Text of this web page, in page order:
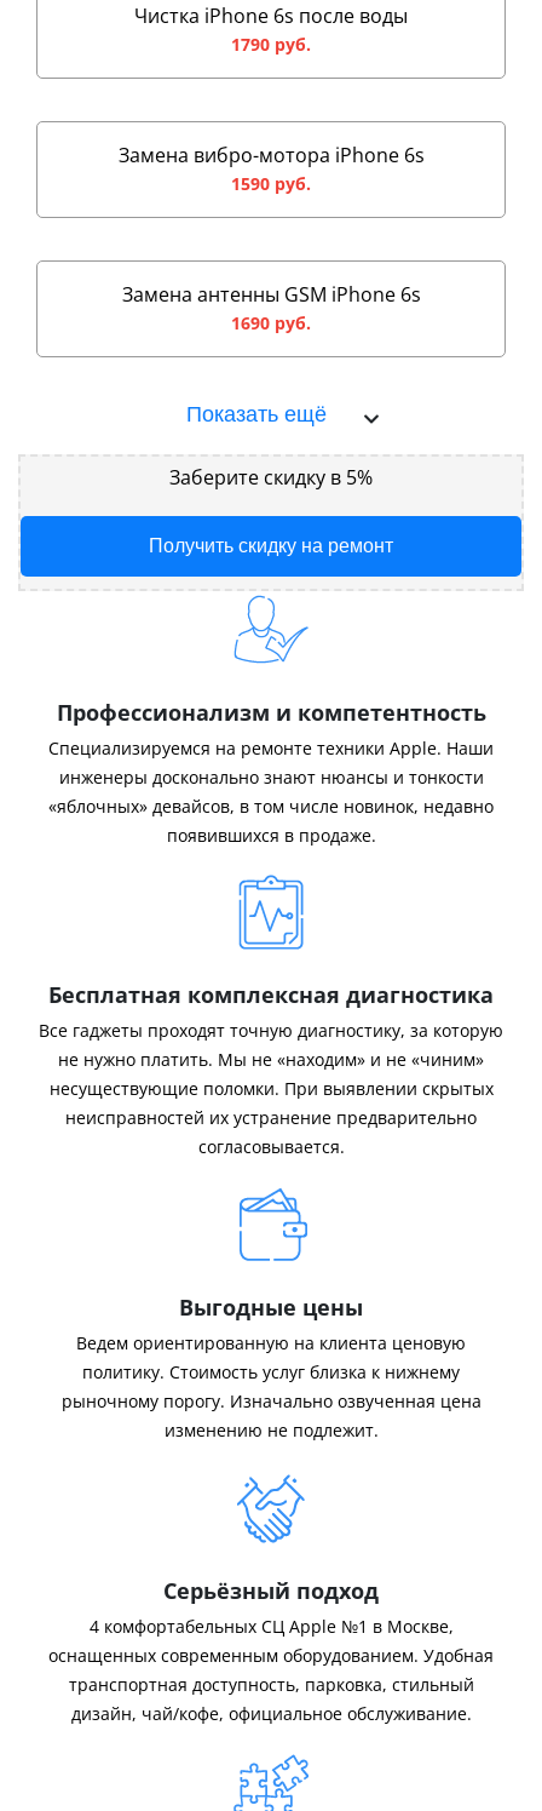
Чистка iPhone 6s после воды
1790 руб.
Замена вибро-мотора iPhone 6s
1590 руб.
Замена антенны GSM iPhone 6s
1690 руб.
Показать ещё
Заберите скидку в 5%
Получить скидку на ремонт
Профессионализм и компетентность
Специализируемся на ремонте техники Apple. Наши
инженеры досконально знают нюансы и тонкости
«яблочных» девайсов, в том числе новинок, недавно
появившихся в продаже.
Бесплатная комплексная диагностика
Все гаджеты проходят точную диагностику, за которую
не нужно платить. Мы не «находим» и не «чиним»
несуществующие поломки. При выявлении скрытых
неисправностей их устранение предварительно
согласовывается.
Выгодные цены
Ведем ориентированную на клиента ценовую
политику. Стоимость услуг близка к нижнему
рыночному порогу. Изначально озвученная цена
изменению не подлежит.
Серьёзный подход
4 комфортабельных СЦ Apple №1 в Москве,
оснащенных современным оборудованием. Удобная
транспортная доступность, парковка, стильный
дизайн, чай/кофе, официальное обслуживание.